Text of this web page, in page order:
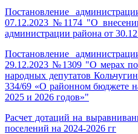
Постановление
07.12.2023 №1174 "О
администрации района от
Постановление
29.12.2023 №1309 "О мерах
народных депутатов
334/69 «О районном бюджете
2025 и 2026 годов»"
Расчет дотаций на
поселений на 2024-2026 гг